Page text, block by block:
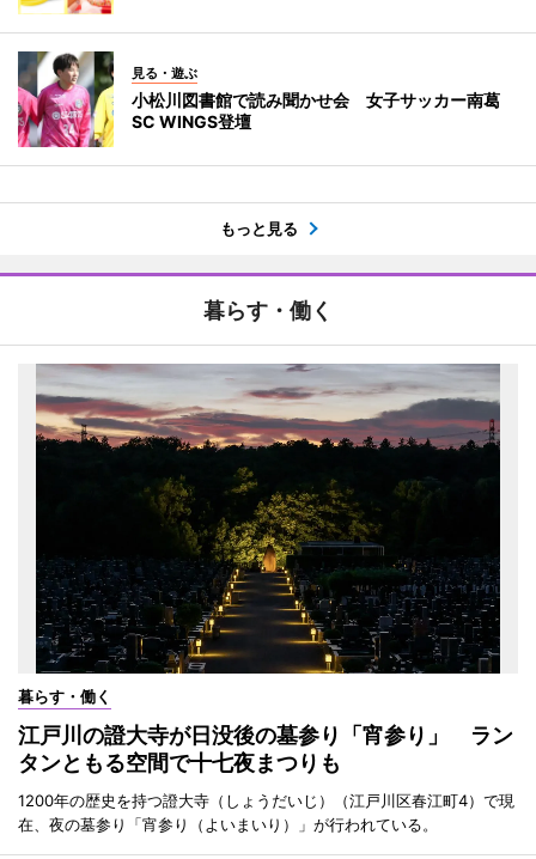
見る・遊ぶ
小松川図書館で読み聞かせ会 女子サッカー南葛
SC WINGS登壇
もっと見る
暮らす・働く
暮らす・働く
江戸川の證大寺が日没後の墓参り「宵参り」 ラン
タンともる空間で十七夜まつりも
1200年の歴史を持つ證大寺（しょうだいじ）（江戸川区春江町4）で現
在、夜の墓参り「宵参り（よいまいり）」が行われている。